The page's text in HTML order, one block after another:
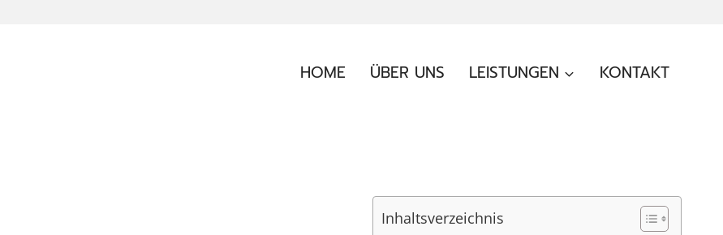
HOME ÜBER UNS LEISTUNGEN KONTAKT
Inhaltsverzeichnis